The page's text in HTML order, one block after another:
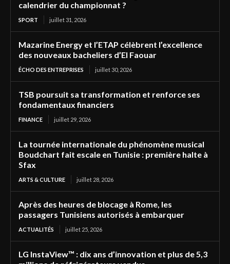
calendrier du championnat ?
SPORT juillet 31, 2026
Mazarine Energy et l’ETAP célèbrent l’excellence
des nouveaux bacheliers d’El Faouar
ÉCHO DES ENTREPRISES juillet 30, 2026
TSB poursuit sa transformation et renforce ses
fondamentaux financiers
FINANCE juillet 29, 2026
La tournée internationale du phénomène musical
Boudchart fait escale en Tunisie : première halte à
Sfax
ARTS & CULTURE juillet 28, 2026
Après des heures de blocage à Rome, les
passagers Tunisiens autorisés à embarquer
ACTUALITÉS juillet 25, 2026
LG InstaView™ : dix ans d’innovation et plus de 5,3